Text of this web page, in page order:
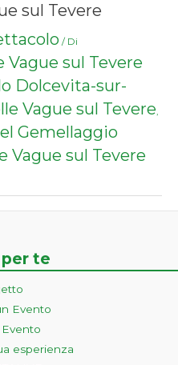
sul Tevere
/ Di
Vague sul Tevere
Dolcevita-sur-
Vague sul Tevere,
Gemellaggio
Vague sul Tevere
te
Evento
esperienza